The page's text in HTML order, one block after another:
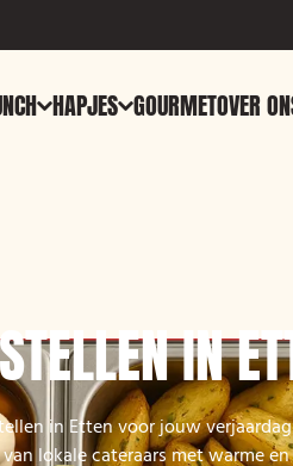
HAPJES GOURMETOVER
IN
in Etten voor jouw
lokale cateraars met warme